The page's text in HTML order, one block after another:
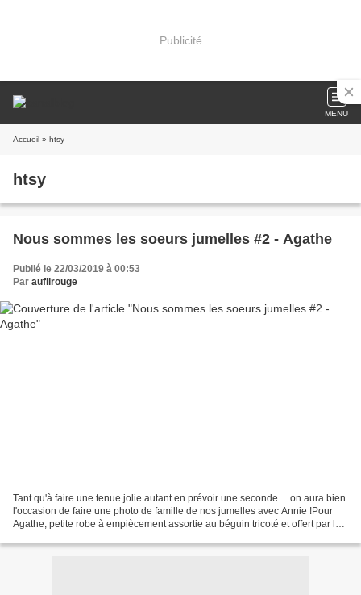
Publicité
MENU
Accueil » htsy
htsy
Nous sommes les soeurs jumelles #2 - Agathe
Publié le 22/03/2019 à 00:53
Par aufilrouge
Tant qu'à faire une tenue jolie autant en prévoir une seconde ... on aura bien
l'occasion de faire une photo de famille de nos jumelles avec Annie !Pour
Agathe, petite robe à empiècement assortie au béguin tricoté et offert par la